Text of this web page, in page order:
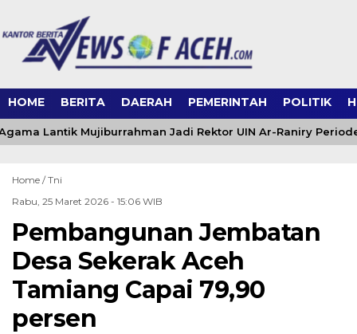
HOME BERITA DAERAH PEMERINTAH POLITIK
Lantik Mujiburrahman Jadi Rektor UIN Ar-Raniry Periode
Home /Tni
Rabu, 25 Maret 2026 - 15:06 WIB
Pembangunan Jembatan
Desa Sekerak Aceh
Tamiang Capai 79,90
persen